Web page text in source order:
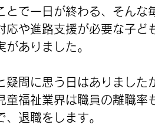
とで一日が終わる、そんな
応や進路支援が必要な子ど
ありました。
疑問に思う日はありました
童福祉業界は職員の離職率
退職をします。